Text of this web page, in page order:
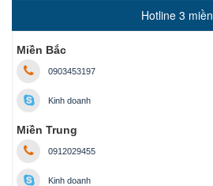
Hotline 3 miền
Miền Bắc
0903453197
Kinh doanh
Miền Trung
0912029455
Kinh doanh